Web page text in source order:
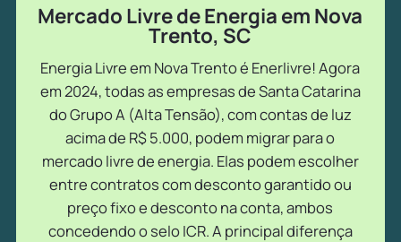
Mercado Livre de Energia em Nova
Trento, SC
Energia Livre em Nova Trento é Enerlivre! Agora
em 2024, todas as empresas de Santa Catarina
do Grupo A (Alta Tensão), com contas de luz
acima de R$ 5.000, podem migrar para o
mercado livre de energia. Elas podem escolher
entre contratos com desconto garantido ou
preço fixo e desconto na conta, ambos
concedendo o selo ICR. A principal diferença